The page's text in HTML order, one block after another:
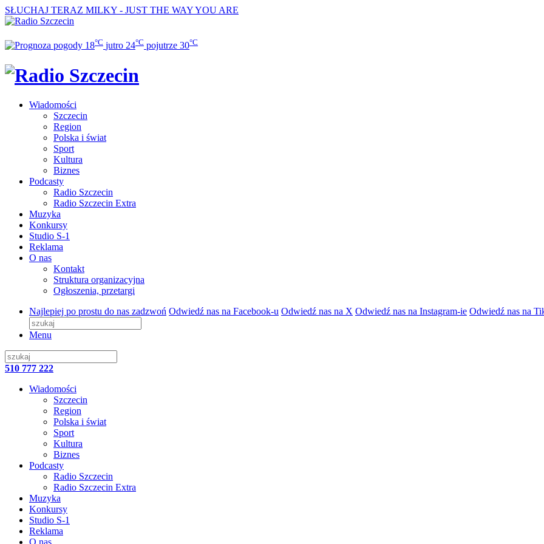
SŁUCHAJ TERAZ MILKY - JUST THE WAY YOU ARE
18°C jutro 24°C pojutrze 30°C
Wiadomości
Szczecin
Region
Polska i świat
Sport
Kultura
Biznes
Podcasty
Radio Szczecin
Radio Szczecin Extra
Muzyka
Konkursy
Studio S-1
Reklama
O nas
Kontakt
Struktura organizacyjna
Ogłoszenia, przetargi
Najlepiej po prostu do nas zadzwoń Odwiedź nas na Facebook-u Odwiedź nas na X Odwiedź nas na Instagram-ie Odwiedź nas na
Menu
510 777 222
Wiadomości
Szczecin
Region
Polska i świat
Sport
Kultura
Biznes
Podcasty
Radio Szczecin
Radio Szczecin Extra
Muzyka
Konkursy
Studio S-1
Reklama